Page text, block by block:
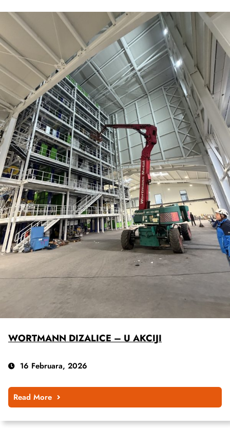
WORTMANN DIZALICE – U AKCIJI
16 Februara, 2026
Read More